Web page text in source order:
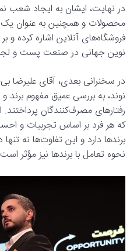
در نهایت، ایشان به ایجاد شعب
محصولات و همچنین به عنوان یک
فروشگاه‌های آنلاین اشاره کرده و
نوین جهانی در صنعت پست و
در سخنرانی بعدی، آقای علیرضا
نوند، به بررسی عمیق مفهوم برند
رفتارهای مصرف‌کنندگان پرداختند.
که هر فرد بر اساس تجربیات و
برندها دارد و این تفاوت‌ها نه
نحوه تعامل با برندها نیز مؤثر